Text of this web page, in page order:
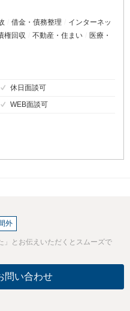
借金・債務整理
インターネッ
権回収 不動産・住まい
医療・
休日面談可
WEB面談可
外
とお伝えいただくとスムーズで
問い合わせ